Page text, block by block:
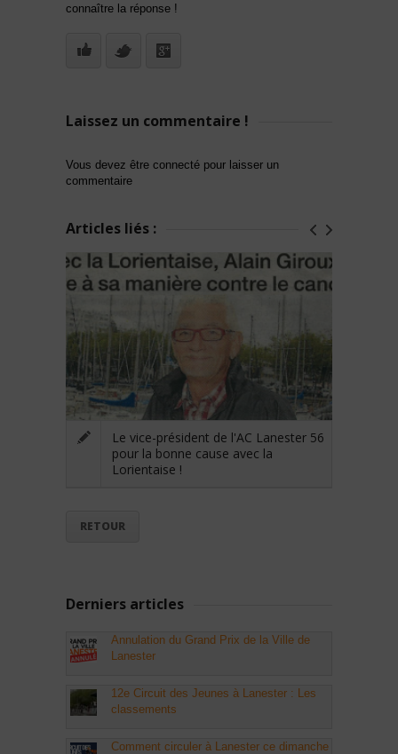
connaître la réponse !
Laissez un commentaire !
Vous devez être connecté pour laisser un
commentaire
Articles liés :
Le vice-président de l'AC Lanester 56
pour la bonne cause avec la
Lorientaise !
RETOUR
Derniers articles
Annulation du Grand Prix de la Ville de
Lanester
12e Circuit des Jeunes à Lanester : Les
classements
Comment circuler à Lanester ce dimanche